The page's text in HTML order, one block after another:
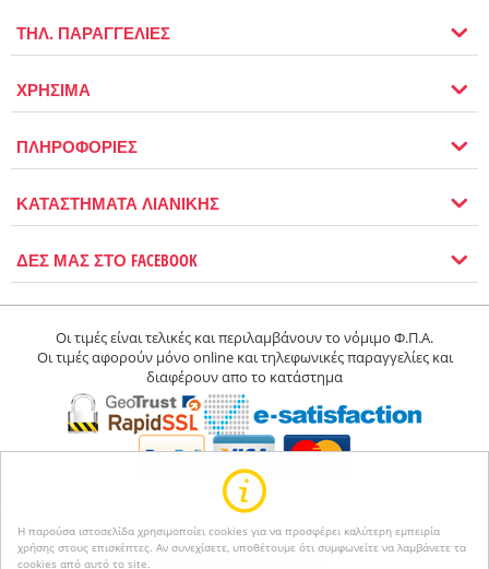
Η παρούσα ιστοσελίδα χρησιμοποίει cookies για να προσφέρει καλύτερη εμπειρία
χρήσης στους επισκέπτες. Αν συνεχίσετε, υποθέτουμε ότι συμφωνείτε να λαμβάνετε τα
cookies από αυτό το site.
ΤΗΛ. ΠΑΡΑΓΓΕΛΙΕΣ
ΧΡΗΣΙΜΑ
ΠΛΗΡΟΦΟΡΙΕΣ
ΚΑΤΑΣΤΗΜΑΤΑ ΛΙΑΝΙΚΗΣ
ΔΕΣ ΜΑΣ ΣΤΟ FACEBOOK
Οι τιμές είναι τελικές και περιλαμβάνουν το νόμιμο Φ.Π.Α.
Οι τιμές αφορούν μόνο online και τηλεφωνικές παραγγελίες και
διαφέρουν απο το κατάστημα
© 2004-2026 Happyseasons.Powered by CS-Cart